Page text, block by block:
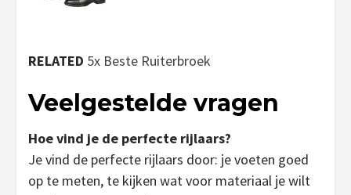
RELATED 5x Beste Ruiterbroek
Veelgestelde vragen
Hoe vind je de perfecte rijlaars?
Je vind de perfecte rijlaars door: je voeten goed
op te meten, te kijken wat voor materiaal je wilt